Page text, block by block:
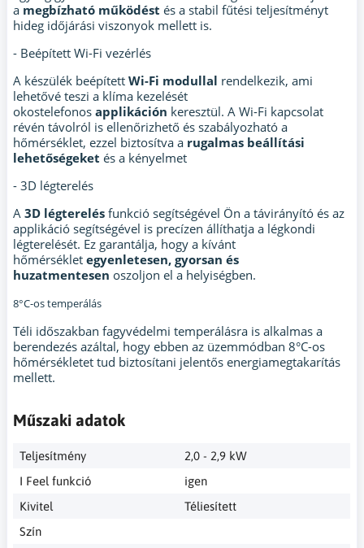
a megbízható működést és a stabil fűtési teljesítményt
hideg időjárási viszonyok mellett is.
- Beépített Wi-Fi vezérlés
A készülék beépített Wi-Fi modullal rendelkezik, ami
lehetővé teszi a klíma kezelését
okostelefonos applikáción keresztül. A Wi-Fi kapcsolat
révén távolról is ellenőrizhető és szabályozható a
hőmérséklet, ezzel biztosítva a rugalmas beállítási
lehetőségeket és a kényelmet
- 3D légterelés
A 3D légterelés funkció segítségével Ön a távirányító és az
applikáció segítségével is precízen állíthatja a légkondi
légterelését. Ez garantálja, hogy a kívánt
hőmérséklet egyenletesen, gyorsan és
huzatmentesen oszoljon el a helyiségben.
8°C-os temperálás
Téli időszakban fagyvédelmi temperálásra is alkalmas a
berendezés azáltal, hogy ebben az üzemmódban 8°C-os
hőmérsékletet tud biztosítani jelentős energiamegtakarítás
mellett.
Műszaki adatok
Teljesítmény
2,0 - 2,9 kW
I Feel funkció
igen
Kivitel
Téliesített
Szín